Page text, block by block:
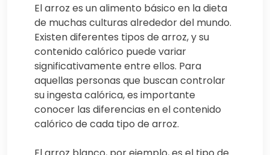
El arroz es un alimento básico en la dieta
de muchas culturas alrededor del mundo.
Existen diferentes tipos de arroz, y su
contenido calórico puede variar
significativamente entre ellos. Para
aquellas personas que buscan controlar
su ingesta calórica, es importante
conocer las diferencias en el contenido
calórico de cada tipo de arroz.